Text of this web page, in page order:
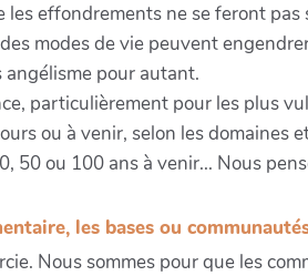
les effondrements ne se feront
modes de vie peuvent
angélisme pour autant.
particulièrement pour les plus
ou à venir, selon les domaines
50 ou 100 ans à venir... Nous
les bases ou
Nous sommes pour que les